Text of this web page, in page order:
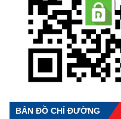
BẢN ĐỒ CHỈ ĐƯỜNG